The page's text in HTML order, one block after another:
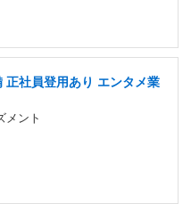
正社員登用あり エンタメ業
メント